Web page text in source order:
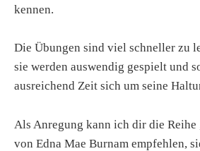
kennen.
Die Übungen sind viel schneller zu
sie werden auswendig gespielt und
ausreichend Zeit sich um seine
Als Anregung kann ich dir die Reihe
von Edna Mae Burnam empfehlen,